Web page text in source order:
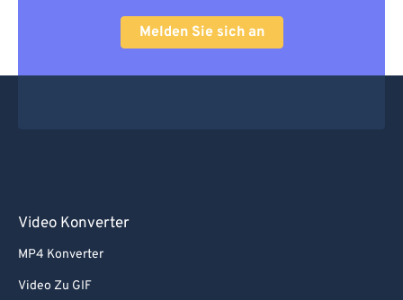
Melden Sie sich an
Video Konverter
MP4 Konverter
Video Zu GIF